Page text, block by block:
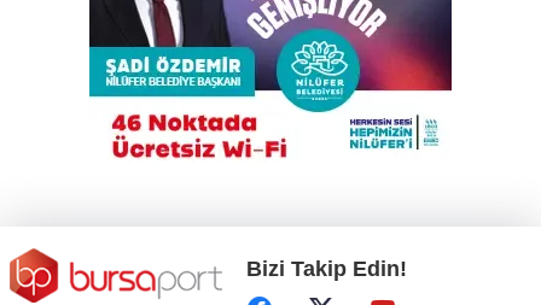
Elektrikli bisiklet ile uçuruma yuvarlandılar; 3
çocuk yaralandı
Osmangazi Belediyesi kaldırım işgallerine
fırsat vermiyor
Bizi Takip Edin!